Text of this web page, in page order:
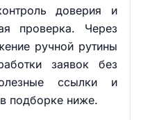
доверия и
проверка. Через
ручной рутины
заявок без
ссылки и
подборке ниже.